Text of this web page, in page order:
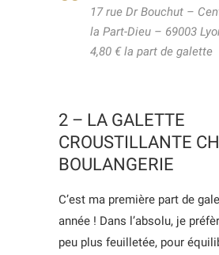
17 rue Dr Bouchut –
la Part-Dieu – 69003
4,80 € la part de galette
2 – LA GALETTE
CROUSTILLANTE
BOULANGERIE
C’est ma première part de
année ! Dans l’absolu, je
peu plus feuilletée, pour